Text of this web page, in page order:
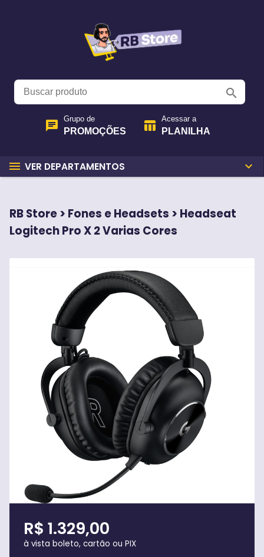
search
chat Grupo de
PROMOÇÕES table_chart Acessar a
PLANILHA
menu VER DEPARTAMENTOS expand_more
RB Store > Fones e Headsets > Headseat
Logitech Pro X 2 Varias Cores
R$ 1.329,00
à vista boleto, cartão ou PIX